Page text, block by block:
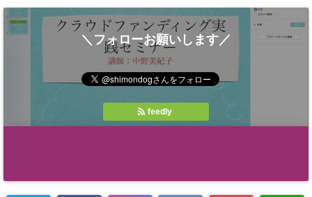
＼フォローお願いします／
feedly